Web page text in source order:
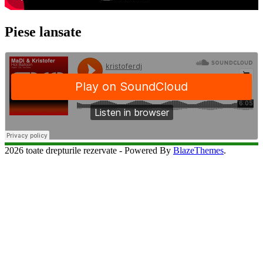
Piese lansate
2026 toate drepturile rezervate - Powered By BlazeThemes.